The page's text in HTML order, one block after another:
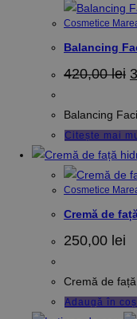
Cosmetice
Balancing
420,00lei
Balancing
Citește mai
Cosmetice
Cremă de
250,00 lei
Cremă de
Adaugă în coș